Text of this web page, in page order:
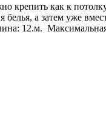
крепить как к
а затем уже
12.м.